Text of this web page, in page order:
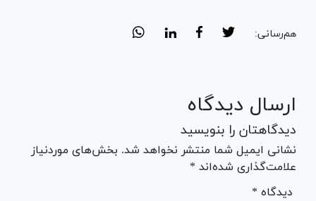
هم‌رسانی:
ارسال دیدگاه
دیدگاهتان را بنویسید
نشانی ایمیل شما منتشر نخواهد شد. بخش‌های موردنیاز
علامت‌گذاری شده‌اند *
* دیدگاه